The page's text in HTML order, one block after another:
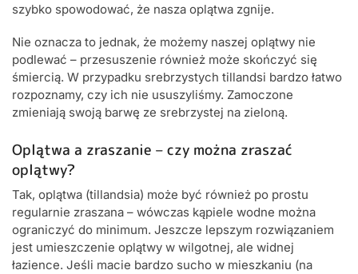
szybko spowodować, że nasza oplątwa zgnije.
Nie oznacza to jednak, że możemy naszej oplątwy nie
podlewać – przesuszenie również może skończyć się
śmiercią. W przypadku srebrzystych tillandsi bardzo łatwo
rozpoznamy, czy ich nie ususzyliśmy. Zamoczone
zmieniają swoją barwę ze srebrzystej na zieloną.
Oplątwa a zraszanie – czy można zraszać
oplątwy?
Tak, oplątwa (tillandsia) może być również po prostu
regularnie zraszana – wówczas kąpiele wodne można
ograniczyć do minimum. Jeszcze lepszym rozwiązaniem
jest umieszczenie oplątwy w wilgotnej, ale widnej
łazience. Jeśli macie bardzo sucho w mieszkaniu (na